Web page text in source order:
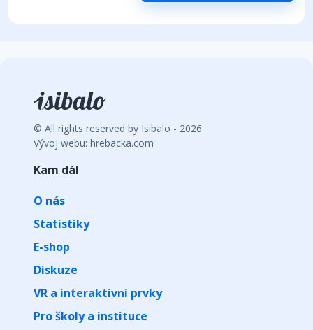
© All rights reserved by Isibalo - 2026
Vývoj webu: hrebacka.com
Kam dál
O nás
Statistiky
E-shop
Diskuze
VR a interaktivní prvky
Pro školy a instituce